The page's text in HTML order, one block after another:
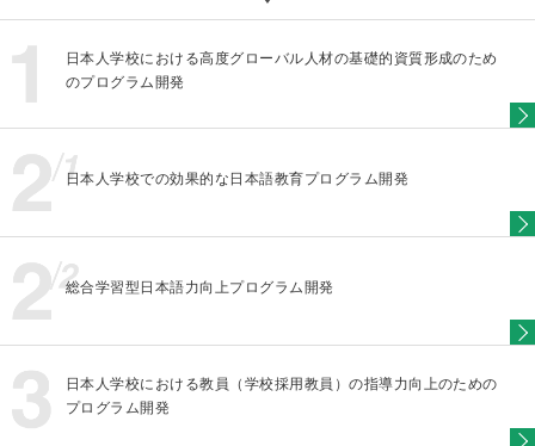
日本人学校における高度グローバル人材の基礎的資質形成のため
のプログラム開発
日本人学校での効果的な日本語教育プログラム開発
総合学習型日本語力向上プログラム開発
日本人学校における教員（学校採用教員）の指導力向上のための
プログラム開発